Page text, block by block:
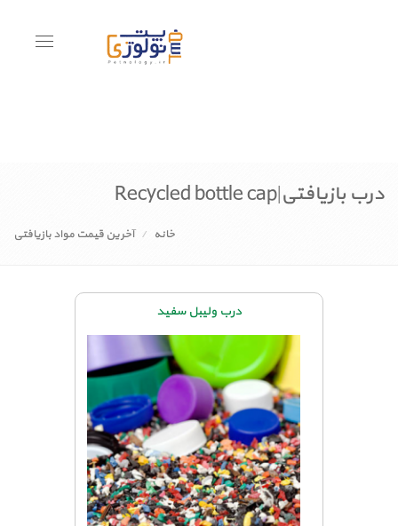
Toggle
درب بازیافتی|Recycled bottle cap
خانه آخرین قیمت مواد بازیافتی
درب ولیبل سفید